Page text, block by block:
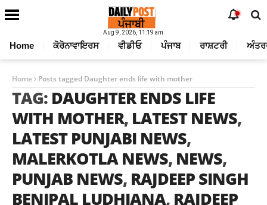
Aug 9, 2026, 11:19 am
Home ਕੋਰੋਨਾਵਾਇਰਸ ਵੀਡੀਓ ਪੰਜਾਬ ਰਾਸ਼ਟਰੀ
Home Posts tagged Daughter ends life with mother
TAG: DAUGHTER ENDS LIFE
WITH MOTHER, LATEST NEWS,
LATEST PUNJABI NEWS,
MALERKOTLA NEWS, NEWS,
PUNJAB NEWS, RAJDEEP SINGH
BENIPAL LUDHIANA, RAJDEEP